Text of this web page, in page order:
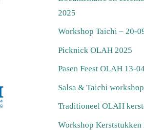
2025
Workshop Taichi – 20-
Picknick OLAH 2025
Pasen Feest OLAH 13-
Salsa & Taichi
Traditioneel OLAH
Workshop